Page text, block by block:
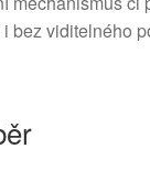
bez viditelného